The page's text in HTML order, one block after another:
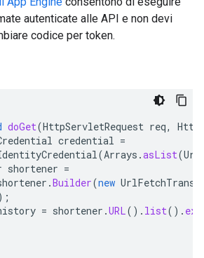
autenticate alle API e non devi
codice per token.
doGet(HttpServletRequest req,
credential =
(Arrays .asList(
shortener =
.Builder(new
= shortener .URL(). list().